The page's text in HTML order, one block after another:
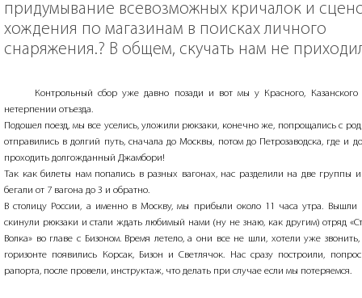
придумывание всевозможных кричалок и
хождения по магазинам в поисках личного
снаряжения.? В общем, скучать нам не
Контрольный сбор уже давно позади и вот мы у Красного, Казанского
нетерпении отъезда.
Подошел поезд, мы все уселись, уложили рюкзаки, конечно же, попрощались с
отправились в долгий путь, сначала до Москвы, потом до Петрозаводска, где и
проходить долгожданный Джамбори!
Так как билеты нам попались в разных вагонах, нас разделили на две группы
бегали от 7 вагона до 3 и обратно.
В столицу России, а именно в Москву, мы прибыли около 11 часа утра. Вышли
скинули рюкзаки и стали ждать любимый нами (ну не знаю, как другим) отряд
Волка» во главе с Бизоном. Время летело, а они все не шли, хотели уже
горизонте появились Корсак, Бизон и Светлячок. Нас сразу построили,
рапорта, после провели, инструктаж, что делать при случае если мы потеряемся.